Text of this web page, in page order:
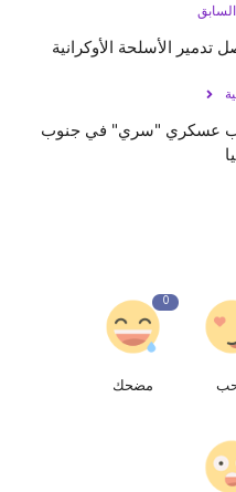
الأسلحة الأوكرانية
تدريب عسكري "سري" في جنوب
0
مضحك